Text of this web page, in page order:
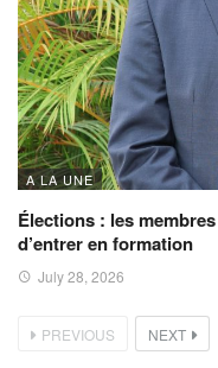
A LA UNE
Élections : les
d’entrer en formation
July 28, 2026
PREVIOUS NEXT